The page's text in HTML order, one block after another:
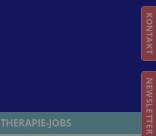
THERAPIE-JOBS
KONTAKT
NEWSLETTER